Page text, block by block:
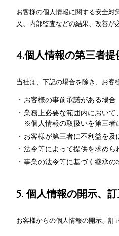
お客様の個人情報に関する安全対
又、内部監査などの結果、改善が
4.個人情報の第三者
当社は、下記の場合を除き、お客
お客様の事前承諾がある場合
業務上必要な範囲内におい
※個人情報の取扱いを第三者
お客様が第三者に不利益を及
法令等によって提供を求め
事業の法令等に基づく継承の
5. 個人情報の開示、
お客様からの個人情報の開示、訂